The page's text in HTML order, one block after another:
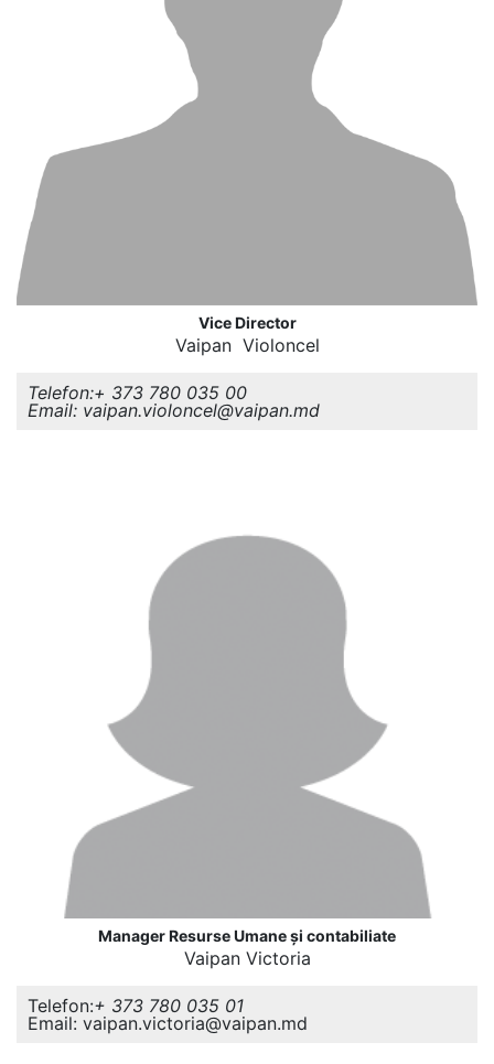
Vice Director
Vaipan Violoncel
Telefon:+ 373 780 035 00
Email: vaipan.violoncel@vaipan.md
Manager Resurse Umane și contabiliate
Vaipan Victoria
Telefon:+ 373 780 035 01
Email: vaipan.victoria@vaipan.md